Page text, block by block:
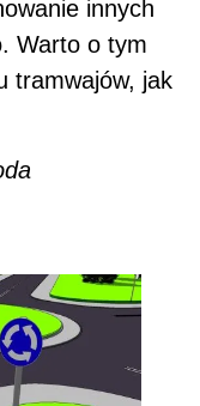
innych
Warto o tym
tramwajów, jak